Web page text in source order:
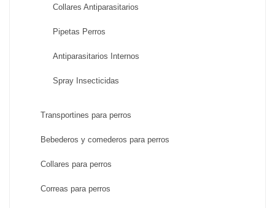
Collares Antiparasitarios
Pipetas Perros
Antiparasitarios Internos
Spray Insecticidas
Transportines para perros
Bebederos y comederos para perros
Collares para perros
Correas para perros